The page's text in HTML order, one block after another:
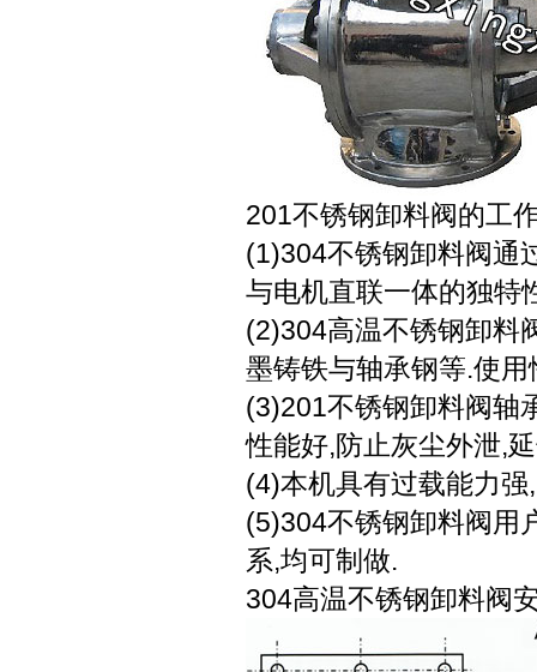
201不锈钢卸料阀的工
(1)304不锈钢卸料阀通
与电机直联一体的独特
(2)304高温不锈钢卸料
墨铸铁与轴承钢等.使
(3)201不锈钢卸料阀轴
性能好,防止灰尘外泄,
(4)本机具有过载能力
(5)304不锈钢卸料阀用
系,均可制做.
304高温不锈钢卸料阀